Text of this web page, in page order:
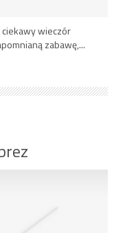
ciekawy wieczór
zabawę,...